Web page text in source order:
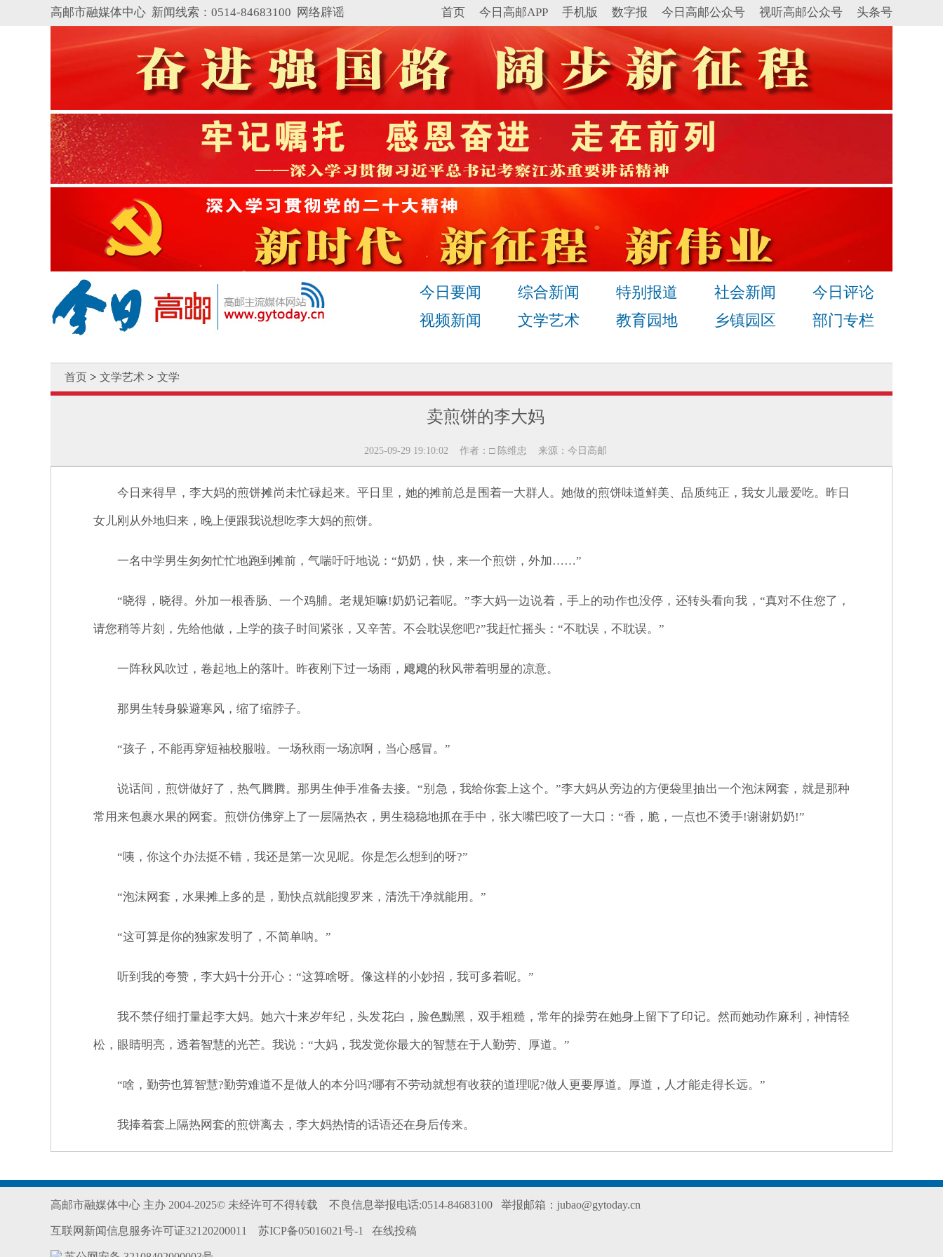
高邮市融媒体中心 新闻线索：0514-84683100 网络辟谣 首页 今日高邮APP 手机版 数字报 今日高邮公众号 视听高邮公众号 头条号
今日要闻 综合新闻 特别报道 社会新闻
今日评论
视频新闻
文学艺术 教育园地 乡镇园区 部门专栏
首页 > 文学艺术 > 文学
卖煎饼的李大妈
2025-09-29 19:10:02 作者：□ 陈维忠 来源：今日高邮
今日来得早，李大妈的煎饼摊尚未忙碌起来。平日里，她的摊前总是围着一大群人。她做的煎饼味道鲜美、品质纯正，我女儿最爱吃。昨日
女儿刚从外地归来，晚上便跟我说想吃李大妈的煎饼。
一名中学男生匆匆忙忙地跑到摊前，气喘吁吁地说：“奶奶，快，来一个煎饼，外加……”
“晓得，晓得。外加一根香肠、一个鸡脯。老规矩嘛!奶奶记着呢。”李大妈一边说着，手上的动作也没停，还转头看向我，“真对不住您了，
请您稍等片刻，先给他做，上学的孩子时间紧张，又辛苦。不会耽误您吧?”我赶忙摇头：“不耽误，不耽误。”
一阵秋风吹过，卷起地上的落叶。昨夜刚下过一场雨，飕飕的秋风带着明显的凉意。
那男生转身躲避寒风，缩了缩脖子。
“孩子，不能再穿短袖校服啦。一场秋雨一场凉啊，当心感冒。”
说话间，煎饼做好了，热气腾腾。那男生伸手准备去接。“别急，我给你套上这个。”李大妈从旁边的方便袋里抽出一个泡沫网套，就是那种
常用来包裹水果的网套。煎饼仿佛穿上了一层隔热衣，男生稳稳地抓在手中，张大嘴巴咬了一大口：“香，脆，一点也不烫手!谢谢奶奶!”
“咦，你这个办法挺不错，我还是第一次见呢。你是怎么想到的呀?”
“泡沫网套，水果摊上多的是，勤快点就能搜罗来，清洗干净就能用。”
“这可算是你的独家发明了，不简单呐。”
听到我的夸赞，李大妈十分开心：“这算啥呀。像这样的小妙招，我可多着呢。”
我不禁仔细打量起李大妈。她六十来岁年纪，头发花白，脸色黝黑，双手粗糙，常年的操劳在她身上留下了印记。然而她动作麻利，神情轻
松，眼睛明亮，透着智慧的光芒。我说：“大妈，我发觉你最大的智慧在于人勤劳、厚道。”
“啥，勤劳也算智慧?勤劳难道不是做人的本分吗?哪有不劳动就想有收获的道理呢?做人更要厚道。厚道，人才能走得长远。”
我捧着套上隔热网套的煎饼离去，李大妈热情的话语还在身后传来。
高邮市融媒体中心 主办 2004-2025© 未经许可不得转载 不良信息举报电话:0514-84683100 举报邮箱：jubao@gytoday.cn
互联网新闻信息服务许可证32120200011 苏ICP备05016021号-1 在线投稿